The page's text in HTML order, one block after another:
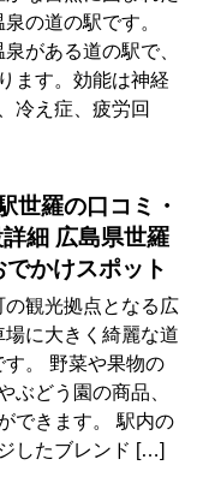
の道の駅です。
泉がある道の駅で、
ます。効能は神経
冷え症、疲労回
世羅の口コミ・
細 広島県世羅
でかけスポット
の観光拠点となる広
場に大きく綺麗な道
す。 野菜や果物の
ぶどう園の商品、
できます。 駅内の
したブレンド […]